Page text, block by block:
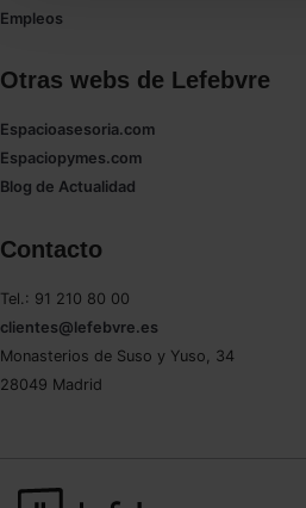
También puedes
navegador. Si no seleccionas
Saber más acerca de las
Empleos
Otras webs de Lefebvre
Espacioasesoria.com
Espaciopymes.com
Blog de Actualidad
Contacto
Tel.: 91 210 80 00
clientes@lefebvre.es
Monasterios de Suso y Yuso, 34
28049 Madrid